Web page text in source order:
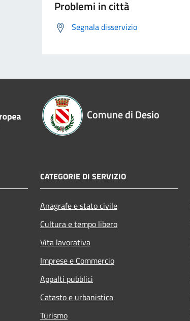
Problemi in città
Segnala disservizio
Comune di Desio
CATEGORIE DI SERVIZIO
Anagrafe e stato civile
Cultura e tempo libero
Vita lavorativa
Imprese e Commercio
Appalti pubblici
Catasto e urbanistica
Turismo